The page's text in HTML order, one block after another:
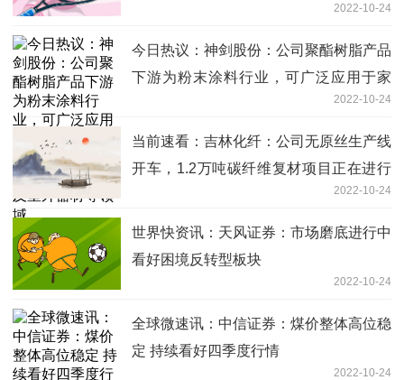
2022-10-24
今日热议：神剑股份：公司聚酯树脂产品
下游为粉末涂料行业，可广泛应用于家
电、建材、汽车、农机、5G基站、医疗
机械及室外器材等领域
2022-10-24
当前速看：吉林化纤：公司无原丝生产线
开车，1.2万吨碳纤维复材项目正在进行
2022-10-24
世界快资讯：天风证券：市场磨底进行中
看好困境反转型板块
2022-10-24
全球微速讯：中信证券：煤价整体高位稳
定 持续看好四季度行情
2022-10-24